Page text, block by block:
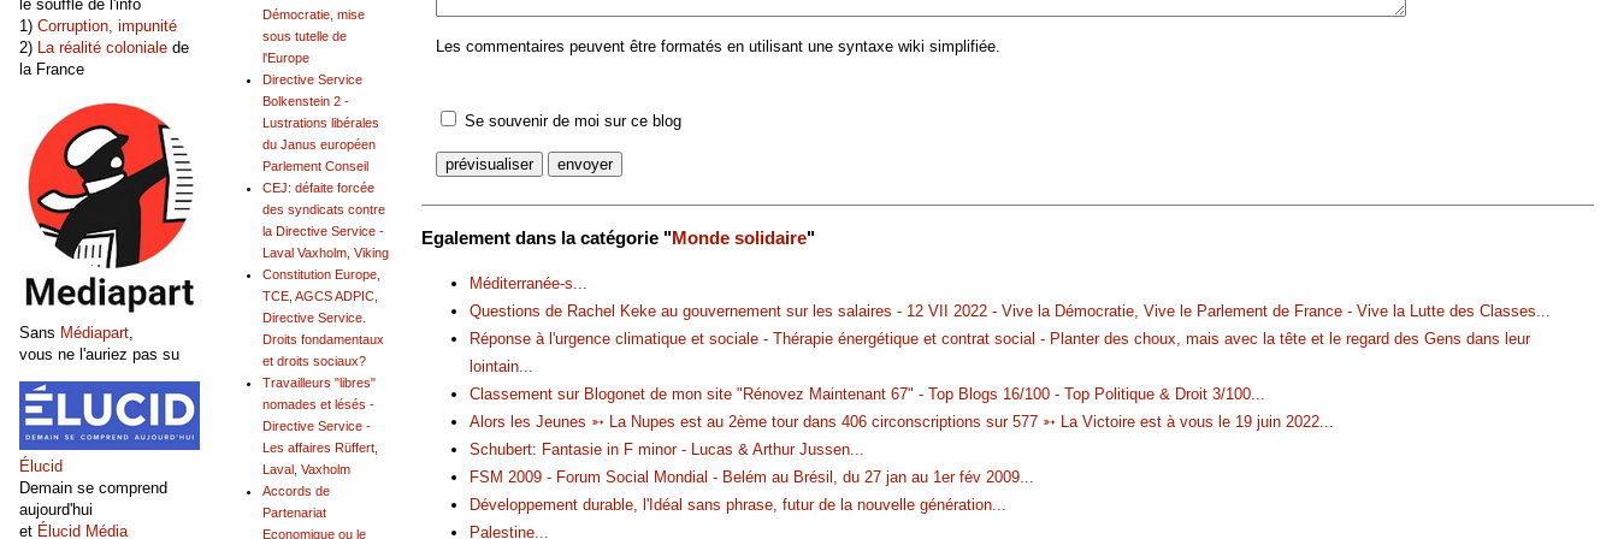
Les commentaires peuvent être formatés en utilisant une syntaxe wiki simplifiée.
Se souvenir de moi sur ce blog
Egalement dans la catégorie "Monde solidaire"
Méditerranée-s...
Questions de Rachel Keke au gouvernement sur les salaires - 12 VII 2022 - Vive la Démocratie, Vive le Parlement de France - Vive la Lutte des Classes...
Réponse à l'urgence climatique et sociale - Thérapie énergétique et contrat social - Planter des choux, mais avec la tête et le regard des Gens dans leur
lointain...
Classement sur Blogonet de mon site "Rénovez Maintenant 67" - Top Blogs 16/100 - Top Politique & Droit 3/100...
Alors les Jeunes ➳ La Nupes est au 2ème tour dans 406 circonscriptions sur 577 ➳ La Victoire est à vous le 19 juin 2022...
Schubert: Fantasie in F minor - Lucas & Arthur Jussen...
FSM 2009 - Forum Social Mondial - Belém au Brésil, du 27 jan au 1er fév 2009...
Développement durable, l'Idéal sans phrase, futur de la nouvelle génération...
Palestine...
Démocratie, mise
sous tutelle de
l'Europe
Directive Service
Bolkenstein 2 -
Lustrations libérales
du Janus européen
Parlement Conseil
CEJ: défaite forcée
des syndicats contre
la Directive Service -
Laval Vaxholm, Viking
Constitution Europe,
TCE, AGCS ADPIC,
Directive Service.
Droits fondamentaux
et droits sociaux?
Travailleurs "libres"
nomades et lésés -
Directive Service -
Les affaires Rüffert,
Laval, Vaxholm
Accords de
Partenariat
Economique ou le
le souffle de l'info
1) Corruption, impunité
2)
La réalité coloniale de
la France
Sans Médiapart
vous ne l'auriez pas su
Élucid
Demain se comprend
aujourd'hui
et Élucid Média